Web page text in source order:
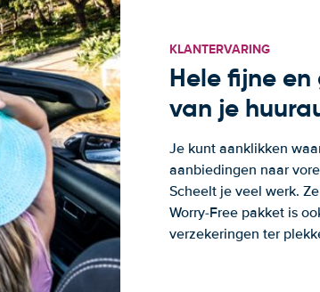
KLANTERVARING
Hele fijne
van je
Je kunt aanklikken
aanbiedingen naar
Scheelt je veel werk.
Worry-Free pakket is
verzekeringen ter